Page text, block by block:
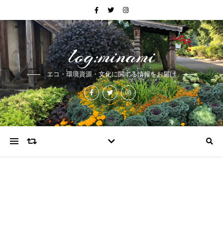
log:minami
エコ・環境資源・文化に関する情報をお届け